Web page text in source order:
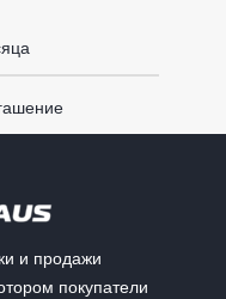
и продажи
покупатели